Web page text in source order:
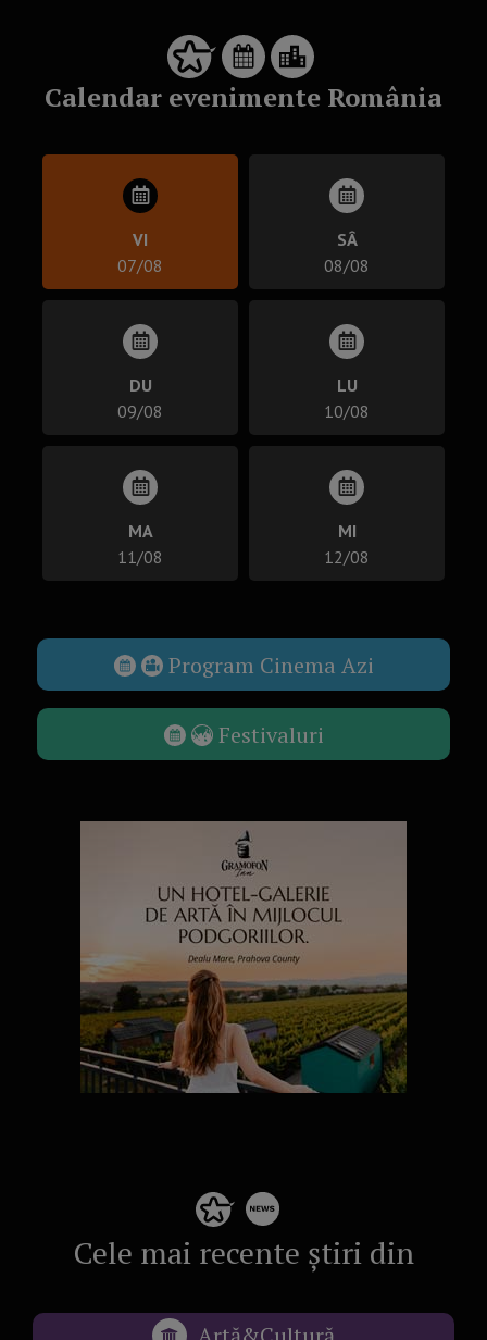
Calendar evenimente România
VI
07/08
SÂ
08/08
DU
09/08
LU
10/08
MA
11/08
MI
12/08
Program Cinema Azi
Festivaluri
Cele mai recente știri din